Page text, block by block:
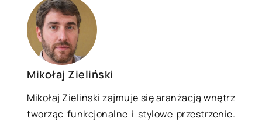
Mikołaj Zieliński
Mikołaj Zieliński zajmuje się aranżacją wnętrz
tworząc funkcjonalne i stylowe przestrzenie.